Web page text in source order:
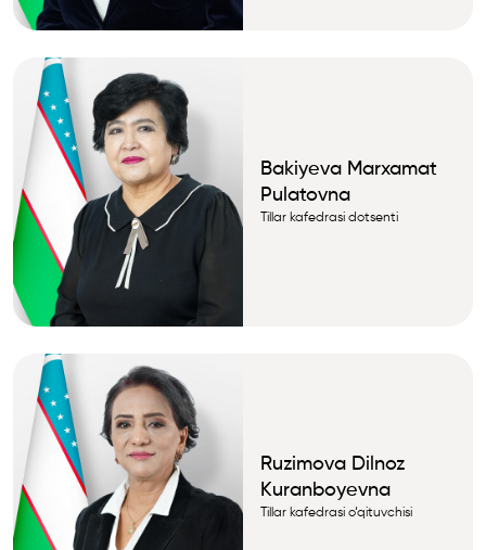
Bakiyeva Marxamat
Pulatovna
Tillar kafedrasi dotsenti
Ruzimova Dilnoz
Kuranboyevna
Tillar kafedrasi o‘qituvchisi